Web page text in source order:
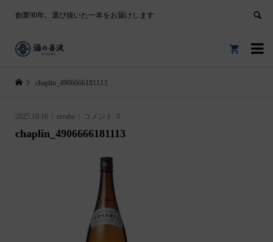
創業90年。選び抜いた一本をお届けします


chaplin_4906666181113
2025.10.16 zemba コメント: 0
chaplin_4906666181113